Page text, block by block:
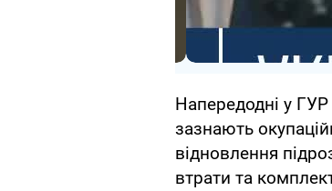
Напередодні у
зазнають
відновлення
втрати та